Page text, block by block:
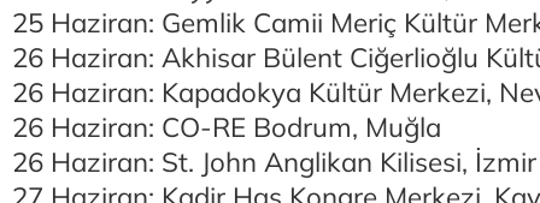
25 Haziran: Gemlik Camii Meriç Kültür
26 Haziran: Akhisar Bülent Ciğerlioğlu
26 Haziran: Kapadokya Kültür Merkezi,
26 Haziran: CO-RE Bodrum, Muğla
26 Haziran: St. John Anglikan Kilisesi, İzmir